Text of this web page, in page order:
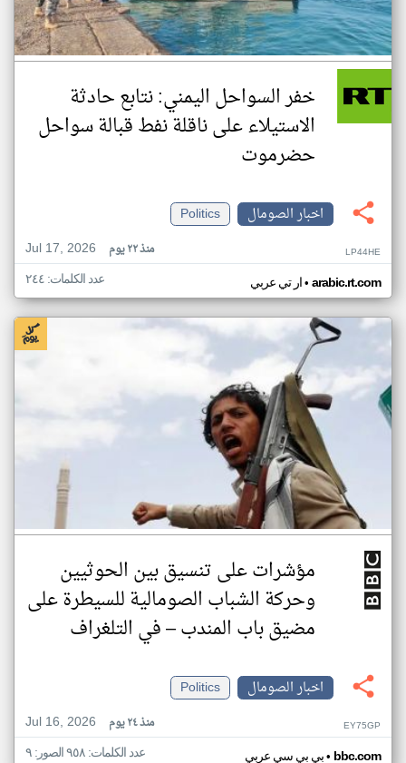
خفر السواحل اليمني: نتابع حادثة
الاستيلاء على ناقلة نفط قبالة سواحل
حضرموت
اخبار الصومال
Politics
Jul 17, 2026
منذ ٢٢ يوم LP44HE
ار تي عربي• arabic.rt.com عدد الكلمات: ٢٤٤
مؤشرات على تنسيق بين الحوثيين
وحركة الشباب الصومالية للسيطرة على
مضيق باب المندب – في التلغراف
اخبار الصومال
Politics
Jul 16, 2026
منذ ٢٤ يوم EY75GP
بي بي سي عربي• bbc.com عدد الكلمات: ٩٥٨ الصور: ٩